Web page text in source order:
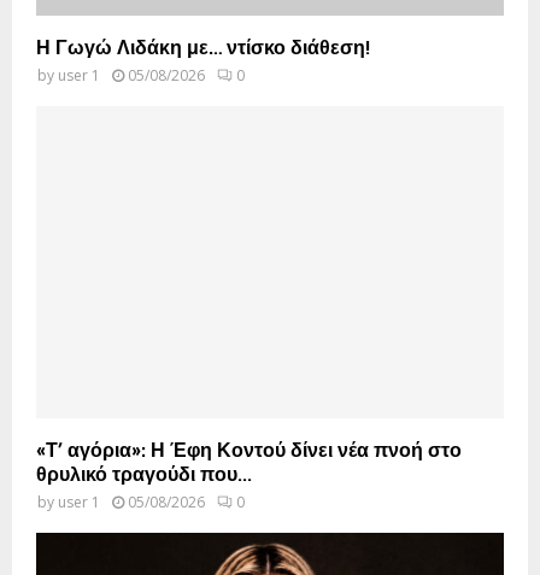
Η Γωγώ Λιδάκη με… ντίσκο διάθεση!
by user 1 05/08/2026 0
«Τ’ αγόρια»: Η Έφη Κοντού δίνει νέα πνοή στο
θρυλικό τραγούδι που...
by user 1 05/08/2026 0